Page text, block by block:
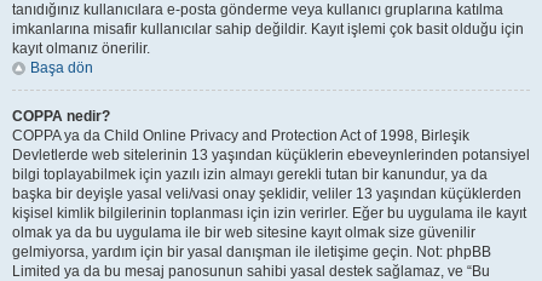
tanıdığınız kullanıcılara e-posta gönderme veya kullanıcı gruplarına katılma
imkanlarına misafir kullanıcılar sahip değildir. Kayıt işlemi çok basit olduğu için
kayıt olmanız önerilir.
Başa dön
COPPA nedir?
COPPA ya da Child Online Privacy and Protection Act of 1998, Birleşik
Devletlerde web sitelerinin 13 yaşından küçüklerin ebeveynlerinden potansiyel
bilgi toplayabilmek için yazılı izin almayı gerekli tutan bir kanundur, ya da
başka bir deyişle yasal veli/vasi onay şeklidir, veliler 13 yaşından küçüklerden
kişisel kimlik bilgilerinin toplanması için izin verirler. Eğer bu uygulama ile kayıt
olmak ya da bu uygulama ile bir web sitesine kayıt olmak size güvenilir
gelmiyorsa, yardım için bir yasal danışman ile iletişime geçin. Not: phpBB
Limited ya da bu mesaj panosunun sahibi yasal destek sağlamaz, ve “Bu